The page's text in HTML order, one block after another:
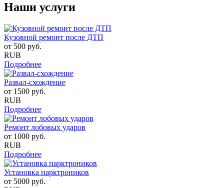
Наши услуги
Кузовной ремонт после ДТП
от 500 руб.
RUB
Подробнее
Развал-схождение
от 1500 руб.
RUB
Подробнее
Ремонт лобовых ударов
от 1000 руб.
RUB
Подробнее
Установка парктроников
от 5000 руб.